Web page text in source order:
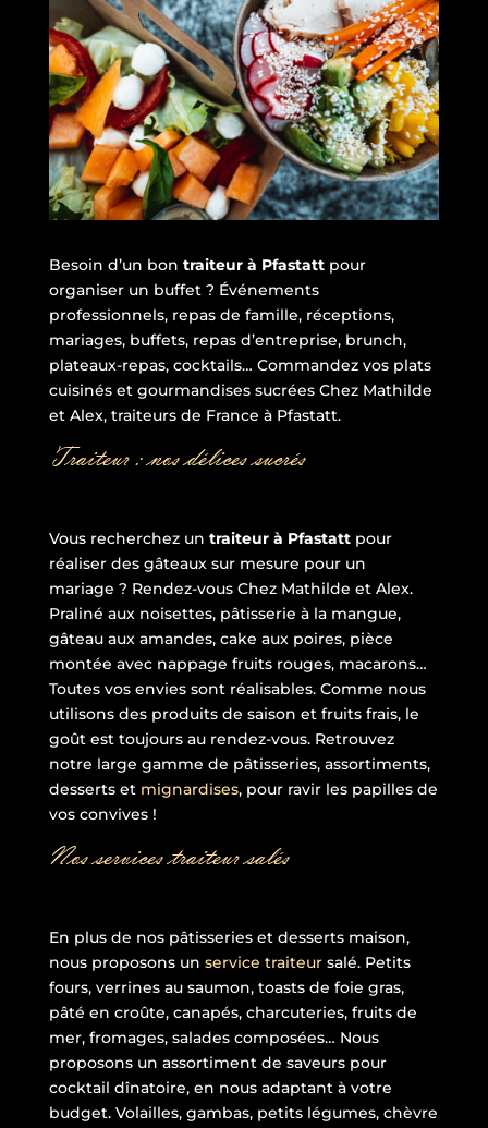
Besoin d’un bon traiteur à Pfastattpour
organiser un buffet ? Événements
professionnels, repas de famille, réceptions,
mariages, buffets, repas d’entreprise, brunch,
plateaux-repas, cocktails… Commandez vos plats
cuisinés et gourmandises sucrées Chez Mathilde
et Alex, traiteurs de France à Pfastatt.
Traiteur : nos délices sucrés
Vous recherchez un traiteur à Pfastattpour
réaliser des gâteaux sur mesure pour un
mariage ? Rendez-vous Chez Mathilde et Alex.
Praliné aux noisettes, pâtisserie à la mangue,
gâteau aux amandes, cake aux poires, pièce
montée avec nappage fruits rouges, macarons…
Toutes vos envies sont réalisables. Comme nous
utilisons des produits de saison et fruits frais, le
goût est toujours au rendez-vous. Retrouvez
notre large gamme de pâtisseries, assortiments,
desserts et mignardises, pour ravir les papilles de
vos convives !
Nos services traiteur salés
En plus de nos pâtisseries et desserts maison,
nous proposons un service traiteursalé. Petits
fours, verrines au saumon, toasts de foie gras,
pâté en croûte, canapés, charcuteries, fruits de
mer, fromages, salades composées… Nous
proposons un assortiment de saveurs pour
cocktail dînatoire, en nous adaptant à votre
budget. Volailles, gambas, petits légumes, chèvre